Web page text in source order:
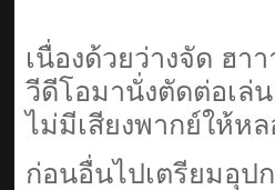
เนื่องด้วยว่างจัด ฮา
วีดีโอมานั่งตัดต่อเล่
ไม่มีเสียงพากย์ให้ห
ก่อนอื่นไปเตรียมอุป